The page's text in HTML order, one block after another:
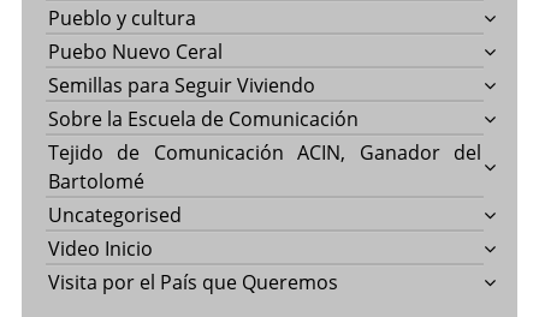
Pueblo y cultura
Puebo Nuevo Ceral
Semillas para Seguir Viviendo
Sobre la Escuela de Comunicación
Tejido de Comunicación ACIN, Ganador del
Bartolomé
Uncategorised
Video Inicio
Visita por el País que Queremos